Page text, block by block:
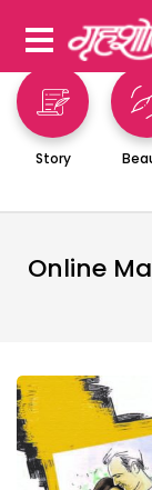
Story
Online